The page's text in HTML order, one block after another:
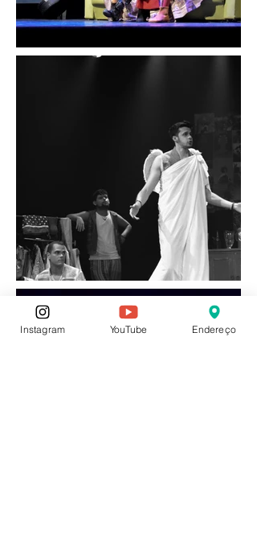
Instagram YouTube Endereço